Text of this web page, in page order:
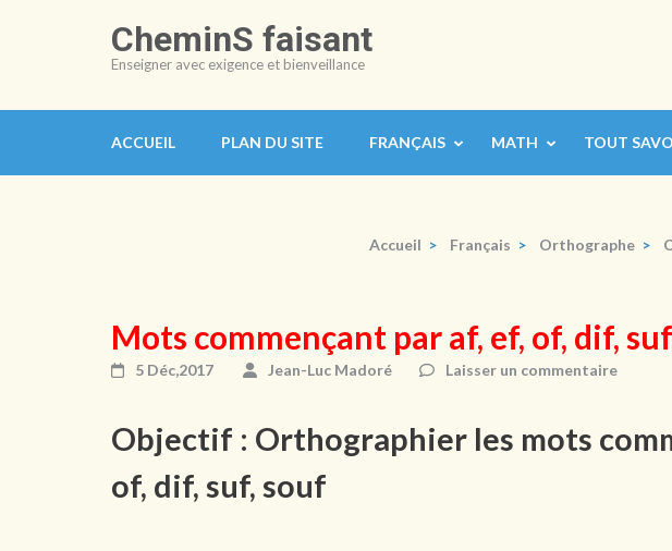
CheminS faisant
Enseigner avec exigence et bienveillance
ACCUEIL PLAN DU SITE FRANÇAIS MATH TOUT
Accueil > Français > Orthographe >
Mots commençant par af, ef, of, dif,
5 Déc,2017 Jean-Luc Madoré Laisser un commentaire
Objectif : Orthographier les mots
of, dif, suf, souf